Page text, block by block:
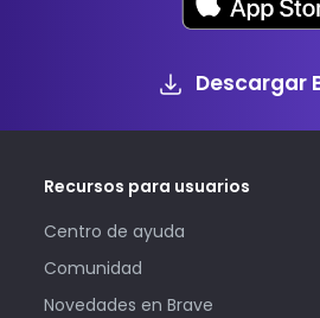
Descargar
Recursos para usuarios
Centro de ayuda
Comunidad
Novedades en Brave